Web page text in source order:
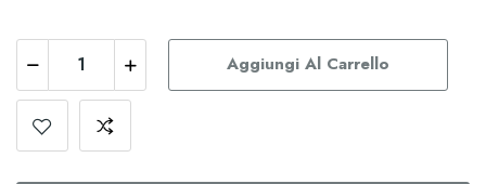
Aggiungi Al Carrello